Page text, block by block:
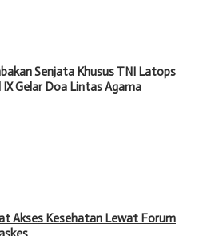
Senjata Khusus TNI Latops
Gelar Doa Lintas Agama
Akses Kesehatan Lewat Forum